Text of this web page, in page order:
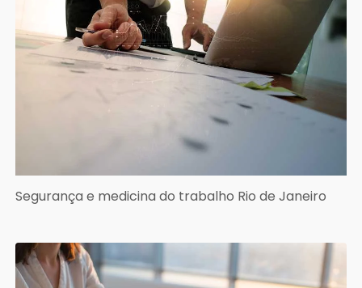
Segurança e medicina do trabalho Rio de Janeiro